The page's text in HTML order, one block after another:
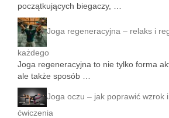
początkujących biegaczy, …
Joga regeneracyjna – relaks i
każdego
Joga regeneracyjna to nie tylko forma
ale także sposób …
Joga oczu – jak poprawić wzrok
ćwiczenia